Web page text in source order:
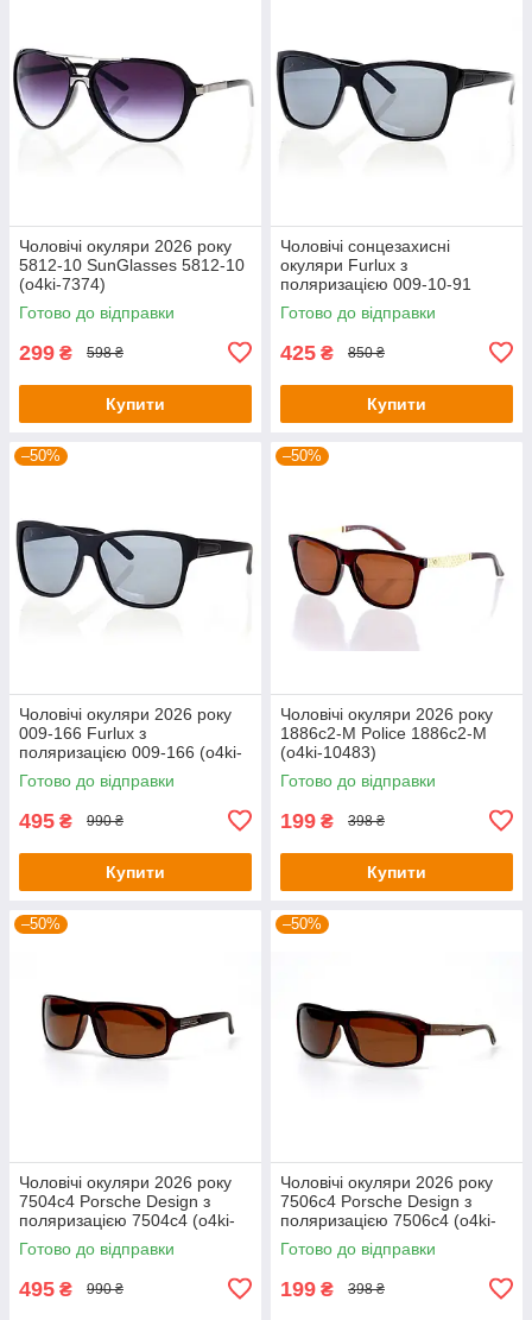
Чоловічі окуляри 2026 року
5812-10 SunGlasses 5812-10
(o4ki-7374)
Готово до відправки
299 ₴ 598 ₴
Купити
Чоловічі сонцезахисні
окуляри Furlux з
поляризацією 009-10-91
(o4ki-7461)
Готово до відправки
425 ₴ 850 ₴
Купити
–50%
Чоловічі окуляри 2026 року
009-166 Furlux з
поляризацією 009-166 (o4ki-
7473)
Готово до відправки
495 ₴ 990 ₴
Купити
–50%
Чоловічі окуляри 2026 року
1886c2-M Police 1886c2-M
(o4ki-10483)
Готово до відправки
199 ₴ 398 ₴
Купити
–50%
Чоловічі окуляри 2026 року
7504c4 Porsche Design з
поляризацією 7504c4 (o4ki-
10881)
Готово до відправки
495 ₴ 990 ₴
–50%
Чоловічі окуляри 2026 року
7506c4 Porsche Design з
поляризацією 7506c4 (o4ki-
10887)
Готово до відправки
199 ₴ 398 ₴